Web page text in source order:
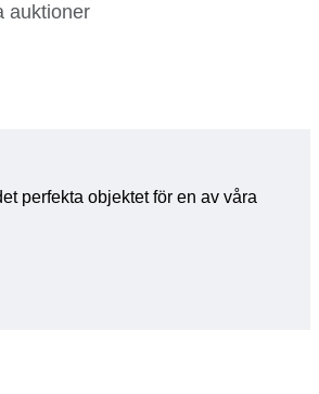
auktioner
perfekta objektet för en av våra